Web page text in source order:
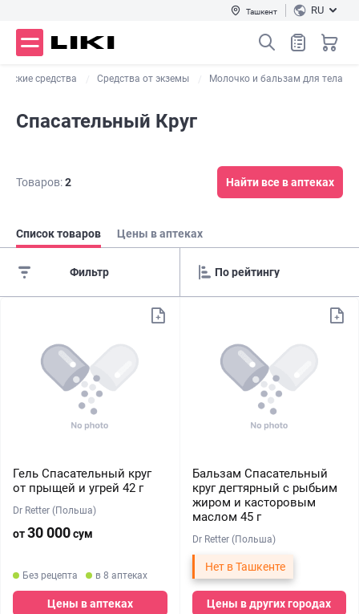
Ташкент RU
средства Средства от экземы Молочко и бальзам для тела
Спасательный Круг
Товаров:2 Найти все в аптеках
Список товаров Цены в аптеках
Фильтр
Гель Спасательный круг
от прыщей и угрей 42 г
Dr Retter (Польша)
от30 000сум
Без рецепта в 8 аптеках
Цены в аптеках
Бальзам Спасательный
круг дегтярный с рыбьим
жиром и касторовым
маслом 45 г
Dr Retter (Польша)
Нет в Ташкенте
Цены в других городах